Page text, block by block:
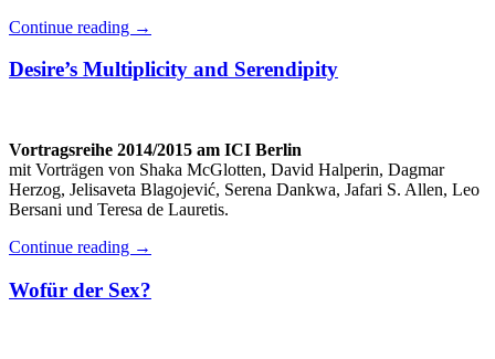
Continue reading →
Desire’s Multiplicity and Serendipity
Vortragsreihe 2014/2015 am ICI Berlin
mit Vorträgen von Shaka McGlotten, David Halperin, Dagmar
Herzog, Jelisaveta Blagojević, Serena Dankwa, Jafari S. Allen, Leo
Bersani und Teresa de Lauretis.
Continue reading →
Wofür der Sex?